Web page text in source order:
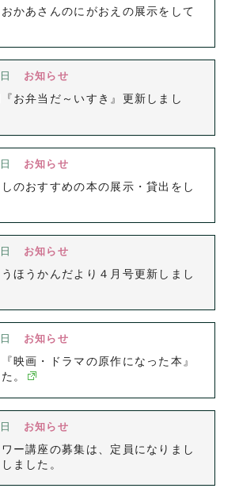
かあさんのにがおえの展示をして
お知らせ
お弁当だ～いすき』更新しまし
お知らせ
のおすすめの本の展示・貸出をし
お知らせ
ほうかんだより４月号更新しまし
お知らせ
映画・ドラマの原作になった本』
。
お知らせ
ー講座の募集は、定員になりまし
ました。